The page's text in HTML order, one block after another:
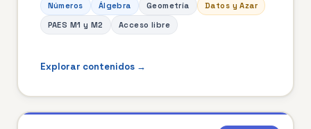
Números Álgebra Geometría
Datos y Azar
PAES M1 y M2
Acceso libre
Explorar contenidos →